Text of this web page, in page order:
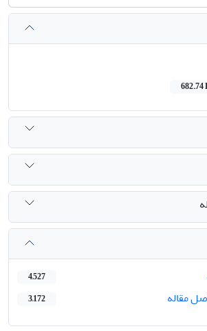
682.74
4,527
مقاله 3,172